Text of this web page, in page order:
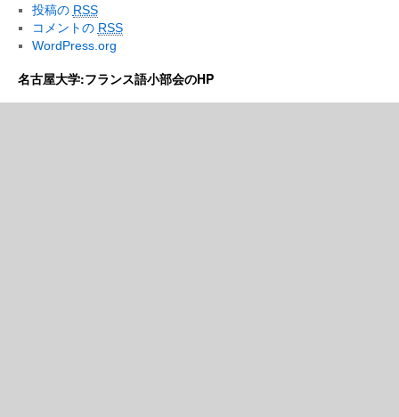
投稿の RSS
コメントの RSS
WordPress.org
名古屋大学:フランス語小部会のHP